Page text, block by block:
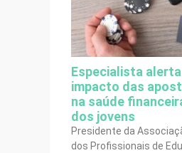
Especialista
impacto das
na saúde
dos jovens
Presidente da
dos Profissionais de